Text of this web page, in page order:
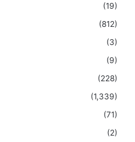
(19)
(812)
(3)
(9)
(228)
(1,339)
(71)
(2)